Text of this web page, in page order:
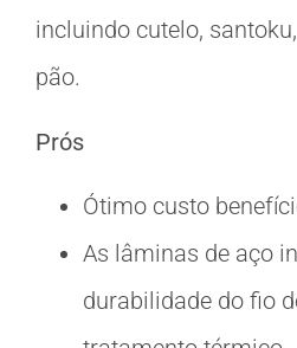
incluindo cutelo,
pão.
Prós
Ótimo custo
As lâminas de aço
durabilidade do fio